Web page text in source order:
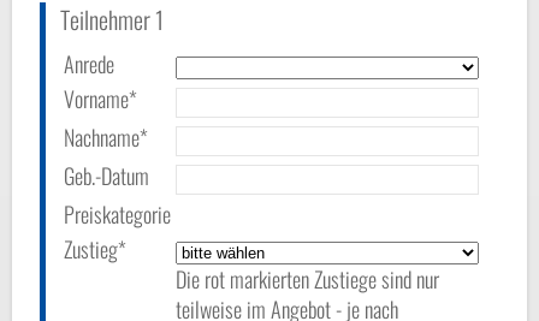
Teilnehmer 1
Anrede
Vorname*
Nachname*
Geb.-Datum
Preiskategorie
Zustieg*
Die rot markierten Zustiege sind nur
teilweise im Angebot - je nach